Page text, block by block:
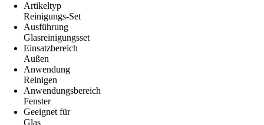
Artikeltyp
Reinigungs-Set
Ausführung
Glasreinigungsset
Einsatzbereich
Außen
Anwendung
Reinigen
Anwendungsbereich
Fenster
Geeignet für
Glas